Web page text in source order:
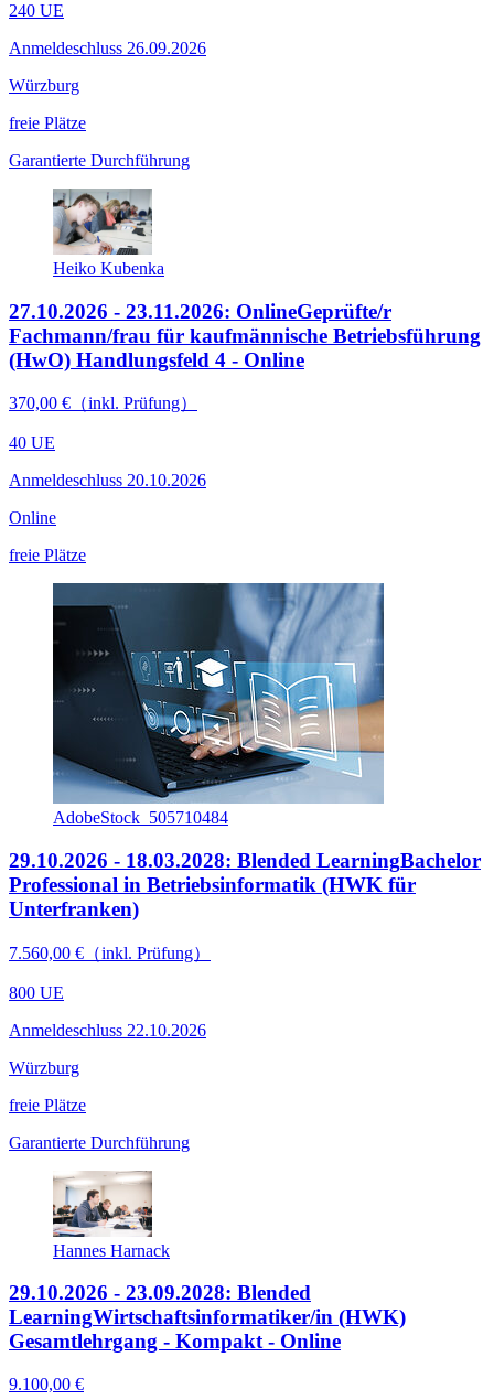
240 UE
Anmeldeschluss 26.09.2026
Würzburg
freie Plätze
Garantierte Durchführung
Heiko Kubenka
27.10.2026 - 23.11.2026: OnlineGeprüfte/r
Fachmann/frau für kaufmännische Betriebsführung
(HwO) Handlungsfeld 4 - Online
370,00 €（inkl. Prüfung）
40 UE
Anmeldeschluss 20.10.2026
Online
freie Plätze
AdobeStock_505710484
29.10.2026 - 18.03.2028: Blended LearningBachelor
Professional in Betriebsinformatik (HWK für
Unterfranken)
7.560,00 €（inkl. Prüfung）
800 UE
Anmeldeschluss 22.10.2026
Würzburg
freie Plätze
Garantierte Durchführung
Hannes Harnack
29.10.2026 - 23.09.2028: Blended
LearningWirtschaftsinformatiker/in (HWK)
Gesamtlehrgang - Kompakt - Online
9.100,00 €